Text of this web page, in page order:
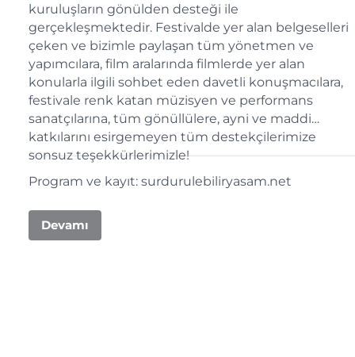
kuruluşların gönülden desteği ile
gerçekleşmektedir. Festivalde yer alan belgeselleri
çeken ve bizimle paylaşan tüm yönetmen ve
yapımcılara, film aralarında filmlerde yer alan
konularla ilgili sohbet eden davetli konuşmacılara,
festivale renk katan müzisyen ve performans
sanatçılarına, tüm gönüllülere, ayni ve maddi
katkılarını esirgemeyen tüm destekçilerimize
sonsuz teşekkürlerimizle!
Program ve kayıt: surdurulebiliryasam.net
Devamı